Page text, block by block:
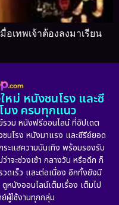
อเทพเจ้าต้องลงมาเรียน
ม่ หนังชนโรง และซี
มง ครบทุกแนว
วม หนังฟรีออนไลน์ ที่อัปเดต
นโรง หนังมาแรง และซีรีย์ยอด
ระแสความบันเทิง พร้อมรองรับ
าจะช่วงเช้า กลางวัน หรือดึก ก็
วดเร็ว และต่อเนื่อง อีกทั้งยังมี
หนังออนไลน์เต็มเรื่อง เต็มไป
ผู้ใช้งานทุกกลุ่ม